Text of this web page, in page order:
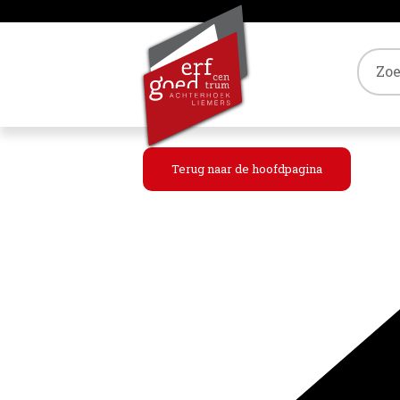
Terug naar de hoofdpagina